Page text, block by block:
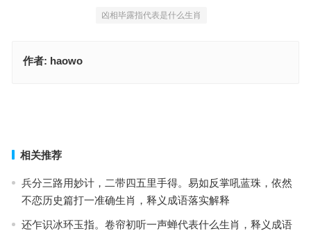
凶相毕露指代表是什么生肖
作者: haowo
相关推荐
兵分三路用妙计，二带四五里手得。易如反掌吼蓝珠，依然
不恋历史篇打一准确生肖，释义成语落实解释
还乍识冰环玉指。卷帘初听一声蝉代表什么生肖，释义成语